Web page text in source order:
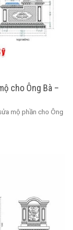
cho Ông Bà –
mộ phần cho Ông